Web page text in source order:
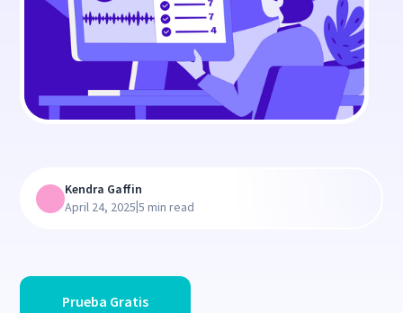
Prueba Gratis
Kendra Gaffin
April 24, 2025|5 min read